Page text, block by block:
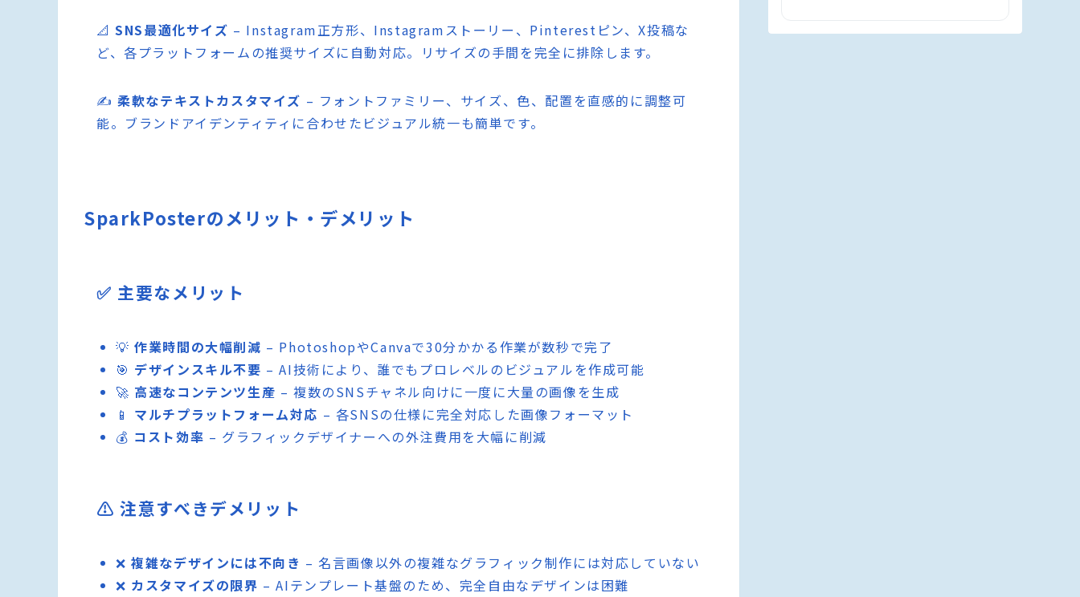
📐SNS最適化サイズ – Instagram正方形、Instagramストーリー、Pinterestピン、X投稿な
ど、各プラットフォームの推奨サイズに自動対応。リサイズの手間を完全に排除します。
✍️柔軟なテキストカスタマイズ – フォントファミリー、サイズ、色、配置を直感的に調整可
能。ブランドアイデンティティに合わせたビジュアル統一も簡単です。
SparkPosterのメリット・デメリット
✅ 主要なメリット
💡作業時間の大幅削減 – PhotoshopやCanvaで30分かかる作業が数秒で完了
🎯 デザインスキル不要 – AI技術により、誰でもプロレベルのビジュアルを作成可能
🚀 高速なコンテンツ生産 – 複数のSNSチャネル向けに一度に大量の画像を生成
📱 マルチプラットフォーム対応 – 各SNSの仕様に完全対応した画像フォーマット
💰 コスト効率 – グラフィックデザイナーへの外注費用を大幅に削減
⚠️ 注意すべきデメリット
❌複雑なデザインには不向き – 名言画像以外の複雑なグラフィック制作には対応していない
❌ カスタマイズの限界 – AIテンプレート基盤のため、完全自由なデザインは困難